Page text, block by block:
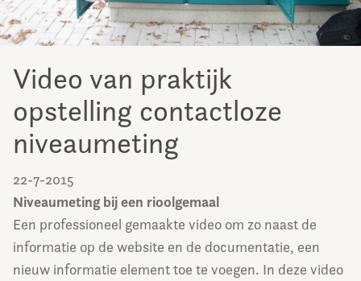
Video van praktijk
opstelling contactloze
niveaumeting
22-7-2015
Niveaumeting bij een rioolgemaal
Een professioneel gemaakte video om zo naast de
informatie op de website en de documentatie, een
nieuw informatie element toe te voegen. In deze video